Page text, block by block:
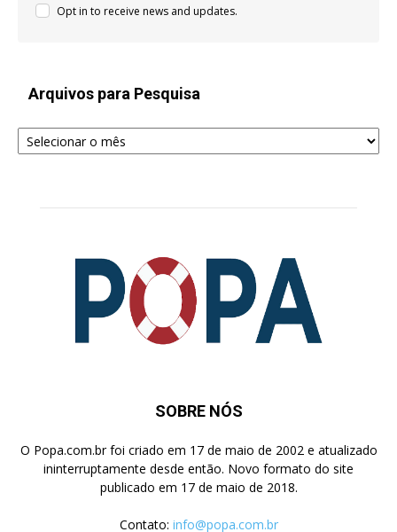
Opt in to receive news and updates.
Arquivos para Pesquisa
Arquivos
para
SOBRE NÓS
O Popa.com.br foi criado em 17 de maio de 2002 e atualizado
ininterruptamente desde então. Novo formato do site
publicado em 17 de maio de 2018.
Contato: info@popa.com.br